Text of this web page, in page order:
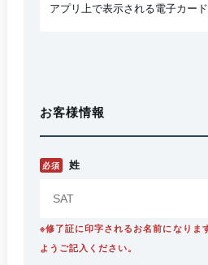
お客様情報
必須 姓
※修了証に印字されるお名前になりま
ようご記入ください。